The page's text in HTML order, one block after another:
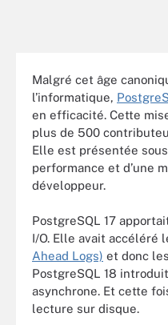
Malgré cet âge
l’informatique,
en efficacité. Cette
plus de 500
Elle est présentée
performance et d’une
développeur.
PostgreSQL 17
I/O. Elle avait accéléré
Ahead Logs) et donc
PostgreSQL 18
asynchrone. Et cette
lecture sur disque.